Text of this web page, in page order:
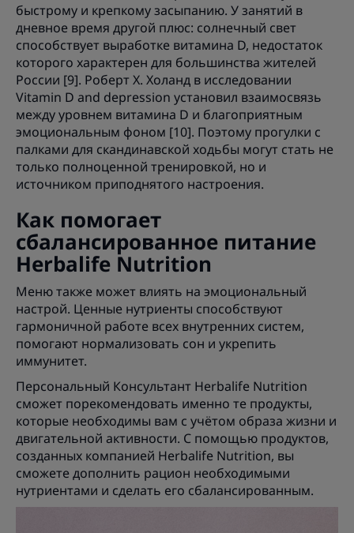
быстрому и крепкому засыпанию. У занятий в
дневное время другой плюс: солнечный свет
способствует выработке витамина D, недостаток
которого характерен для большинства жителей
России [9]. Роберт Х. Холанд в исследовании
Vitamin D and depression установил взаимосвязь
между уровнем витамина D и благоприятным
эмоциональным фоном [10]. Поэтому прогулки с
палками для скандинавской ходьбы могут стать не
только полноценной тренировкой, но и
источником приподнятого настроения.
Как помогает
сбалансированное питание
Herbalife Nutrition
Меню также может влиять на эмоциональный
настрой. Ценные нутриенты способствуют
гармоничной работе всех внутренних систем,
помогают нормализовать сон и укрепить
иммунитет.
Персональный Консультант Herbalife Nutrition
сможет порекомендовать именно те продукты,
которые необходимы вам с учётом образа жизни и
двигательной активности. С помощью продуктов,
созданных компанией Herbalife Nutrition, вы
сможете дополнить рацион необходимыми
нутриентами и сделать его сбалансированным.